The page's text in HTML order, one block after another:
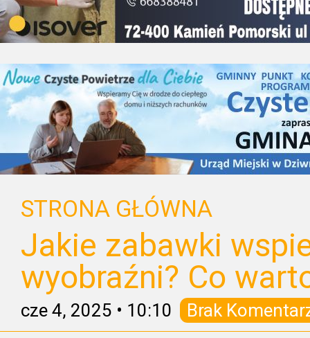
STRONA GŁÓWNA
Jakie zabawki
wyobraźni? Co
cze 4, 2025 • 10:10 Brak